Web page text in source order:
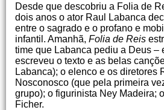
Desde que descobriu a Folia de
dois anos o ator Raul Labanca
entre o sagrado e o profano e
infantil. Amanhã, Folia de Reis
time que Labanca pediu a Deus –
escreveu o texto e as belas
Labanca); o elenco e os
Nosconosco (que pela primeira
grupo); o figurinista Ney Madeira;
Ficher.